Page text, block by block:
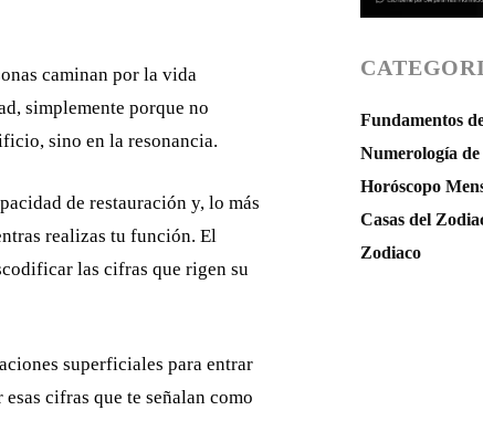
caminan por la vida
simplemente porque no
sino en la resonancia.
de restauración y, lo más
realizas tu función. El
las cifras que rigen su
superficiales para entrar
cifras que te señalan como
Fundamentos
Numerología de
Horóscopo
Casas del
Zodiaco